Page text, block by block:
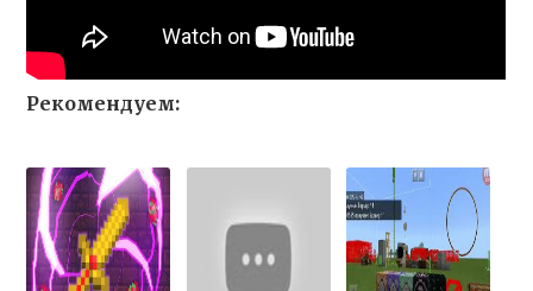
Рекомендуем: